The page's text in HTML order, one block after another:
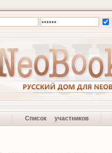
Список участников